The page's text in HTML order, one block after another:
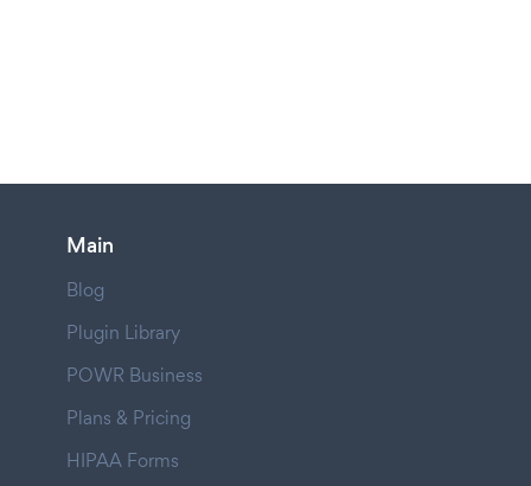
Main
Blog
Plugin Library
POWR Business
Plans & Pricing
HIPAA Forms